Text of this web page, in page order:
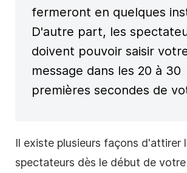
fermeront en quelques
D'autre part, les
doivent pouvoir saisir
message dans les 20 à 30
premières secondes de
Il existe plusieurs façons d'attirer
spectateurs dès le début de